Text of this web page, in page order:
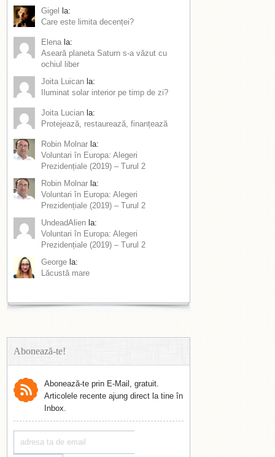
Gigel
la:
Care este limita decenței?
Elena la:
Aseară planeta Saturn s-a văzut cu
ochiul liber
Joita Luican la:
Iluminat solar interior pe timp de zi?
Joita Lucian la:
Protejează, restaurează, finanțează
Robin Molnar la:
Voluntari în Europa: Alegeri
Prezidențiale (2019) – Turul 2
Robin Molnar la:
Voluntari în Europa: Alegeri
Prezidențiale (2019) – Turul 2
UndeadAlien la:
Voluntari în Europa: Alegeri
Prezidențiale (2019) – Turul 2
George la:
Lăcustă mare
Abonează-te!
Abonează-te prin E-Mail, gratuit.
Articolele recente ajung direct la tine în
Inbox.